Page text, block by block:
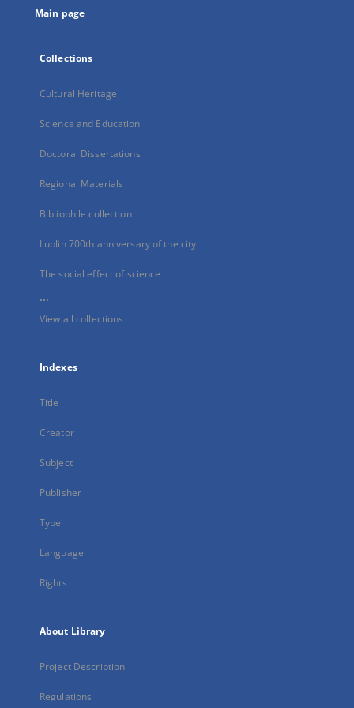
Main page
Collections
Cultural Heritage
Science and Education
Doctoral Dissertations
Regional Materials
Bibliophile collection
Lublin 700th anniversary of the city
The social effect of science
...
View all collections
Indexes
Title
Creator
Subject
Publisher
Type
Language
Rights
About Library
Project Description
Regulations